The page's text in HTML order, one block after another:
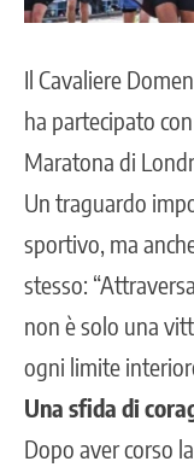
Il Cavaliere
ha partecipato
Maratona di
Un traguardo
sportivo, ma
stesso:
non è solo una
ogni limite
Una sfida di
Dopo aver corso